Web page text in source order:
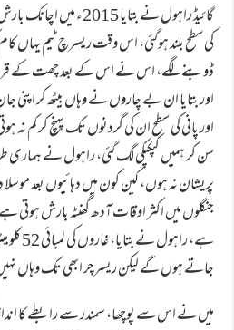
گائیڈ راہول نے بتایا
کی سطح بلند ہوگئی، اس وقت ریسرچ ٹیم یہاں
ڈوبنے لگے، اس نے اس کے بعد چھت کے
اور بتایا ان بے چاروں نے وہاں بیٹھ کر اپنی
اور پانی کی سطح ان کی گردنوں تک پہنچ کر کم نہ
سن کر ہمیں کپکپکی لگ گئی، راہول نے ہماری
پریشان نہ ہوں، کین کون میں دہائیوں بعد
جنگلوں میں اکثر اوقات آدھ گھنٹہ بارش
ہے،
جاتے ہوں گے لیکن ریسرچر ابھی تک وہاں
میں نے اس سے پوچھا، سمندر سے رابطے کا